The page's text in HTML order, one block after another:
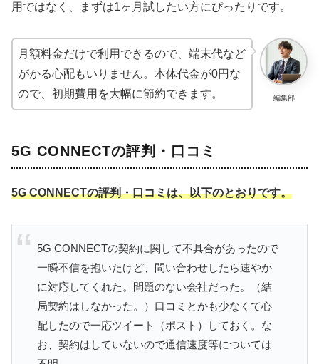
用ではなく、まずは1ヶ月試したい方にぴったりです。
編集部
月額料金だけで利用できるので、端末代など
がかる心配もいりません。本体代金が0円な
ので、初期費用を大幅に節約できます。
5G CONNECTの評判・口コミ
5G CONNECTの評判・口コミは、以下のとおりです。
5G CONNECTの契約に関して不具合があったので
一瞬不信を抱いたけど、問い合わせしたら速やか
に対応してくれた。問題のない会社だった。（結
局契約はしなかった。）口コミとかも少なくて心
配したので一応ツイート（ポスト）しておく。な
お、契約はしていないので通信速度等については